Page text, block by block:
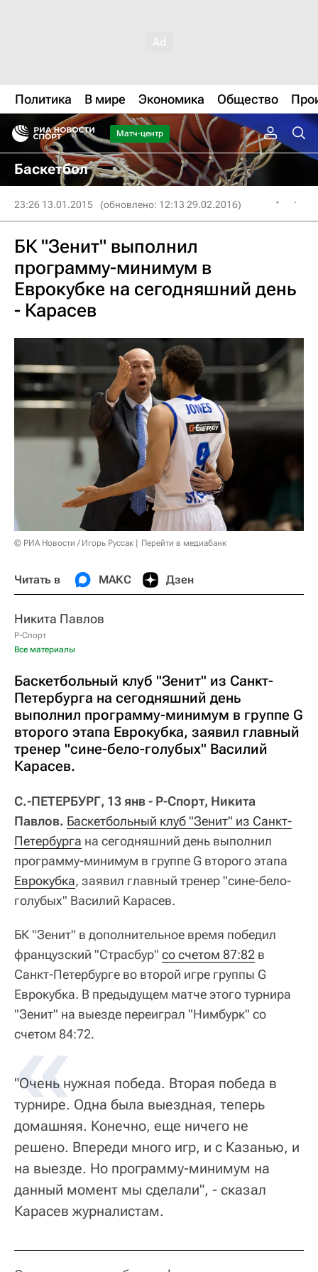
Политика В мире Экономика Общество
Матч-центр
Баскетбол
23:26 13.01.2015 (обновлено: 12:13 29.02.2016)
БК "Зенит" выполнил
программу-минимум в
Еврокубке на сегодняшний день
- Карасев
© РИА Новости / Игорь Руссак Перейти в медиабанк
Читать в МАКС Дзен
Никита Павлов
Р-Спорт
Все материалы
Баскетбольный клуб "Зенит" из Санкт-
Петербурга на сегодняшний день
выполнил программу-минимум в группе G
второго этапа Еврокубка, заявил главный
тренер "сине-бело-голубых" Василий
Карасев.
С.-ПЕТЕРБУРГ, 13 янв - Р-Спорт, Никита
Павлов. Баскетбольный клуб "Зенит" из Санкт-
Петербурга на сегодняшний день выполнил
программу-минимум в группе G второго этапа
Еврокубка, заявил главный тренер "сине-бело-
голубых" Василий Карасев.
БК "Зенит" в дополнительное время победил
французский "Страсбур" со счетом 87:82 в
Санкт-Петербурге во второй игре группы G
Еврокубка. В предыдущем матче этого турнира
"Зенит" на выезде переиграл "Нимбурк" со
счетом 84:72.
"Очень нужная победа. Вторая победа в
турнире. Одна была выездная, теперь
домашняя. Конечно, еще ничего не
решено. Впереди много игр, и с Казанью, и
на выезде. Но программу-минимум на
данный момент мы сделали", - сказал
Карасев журналистам.